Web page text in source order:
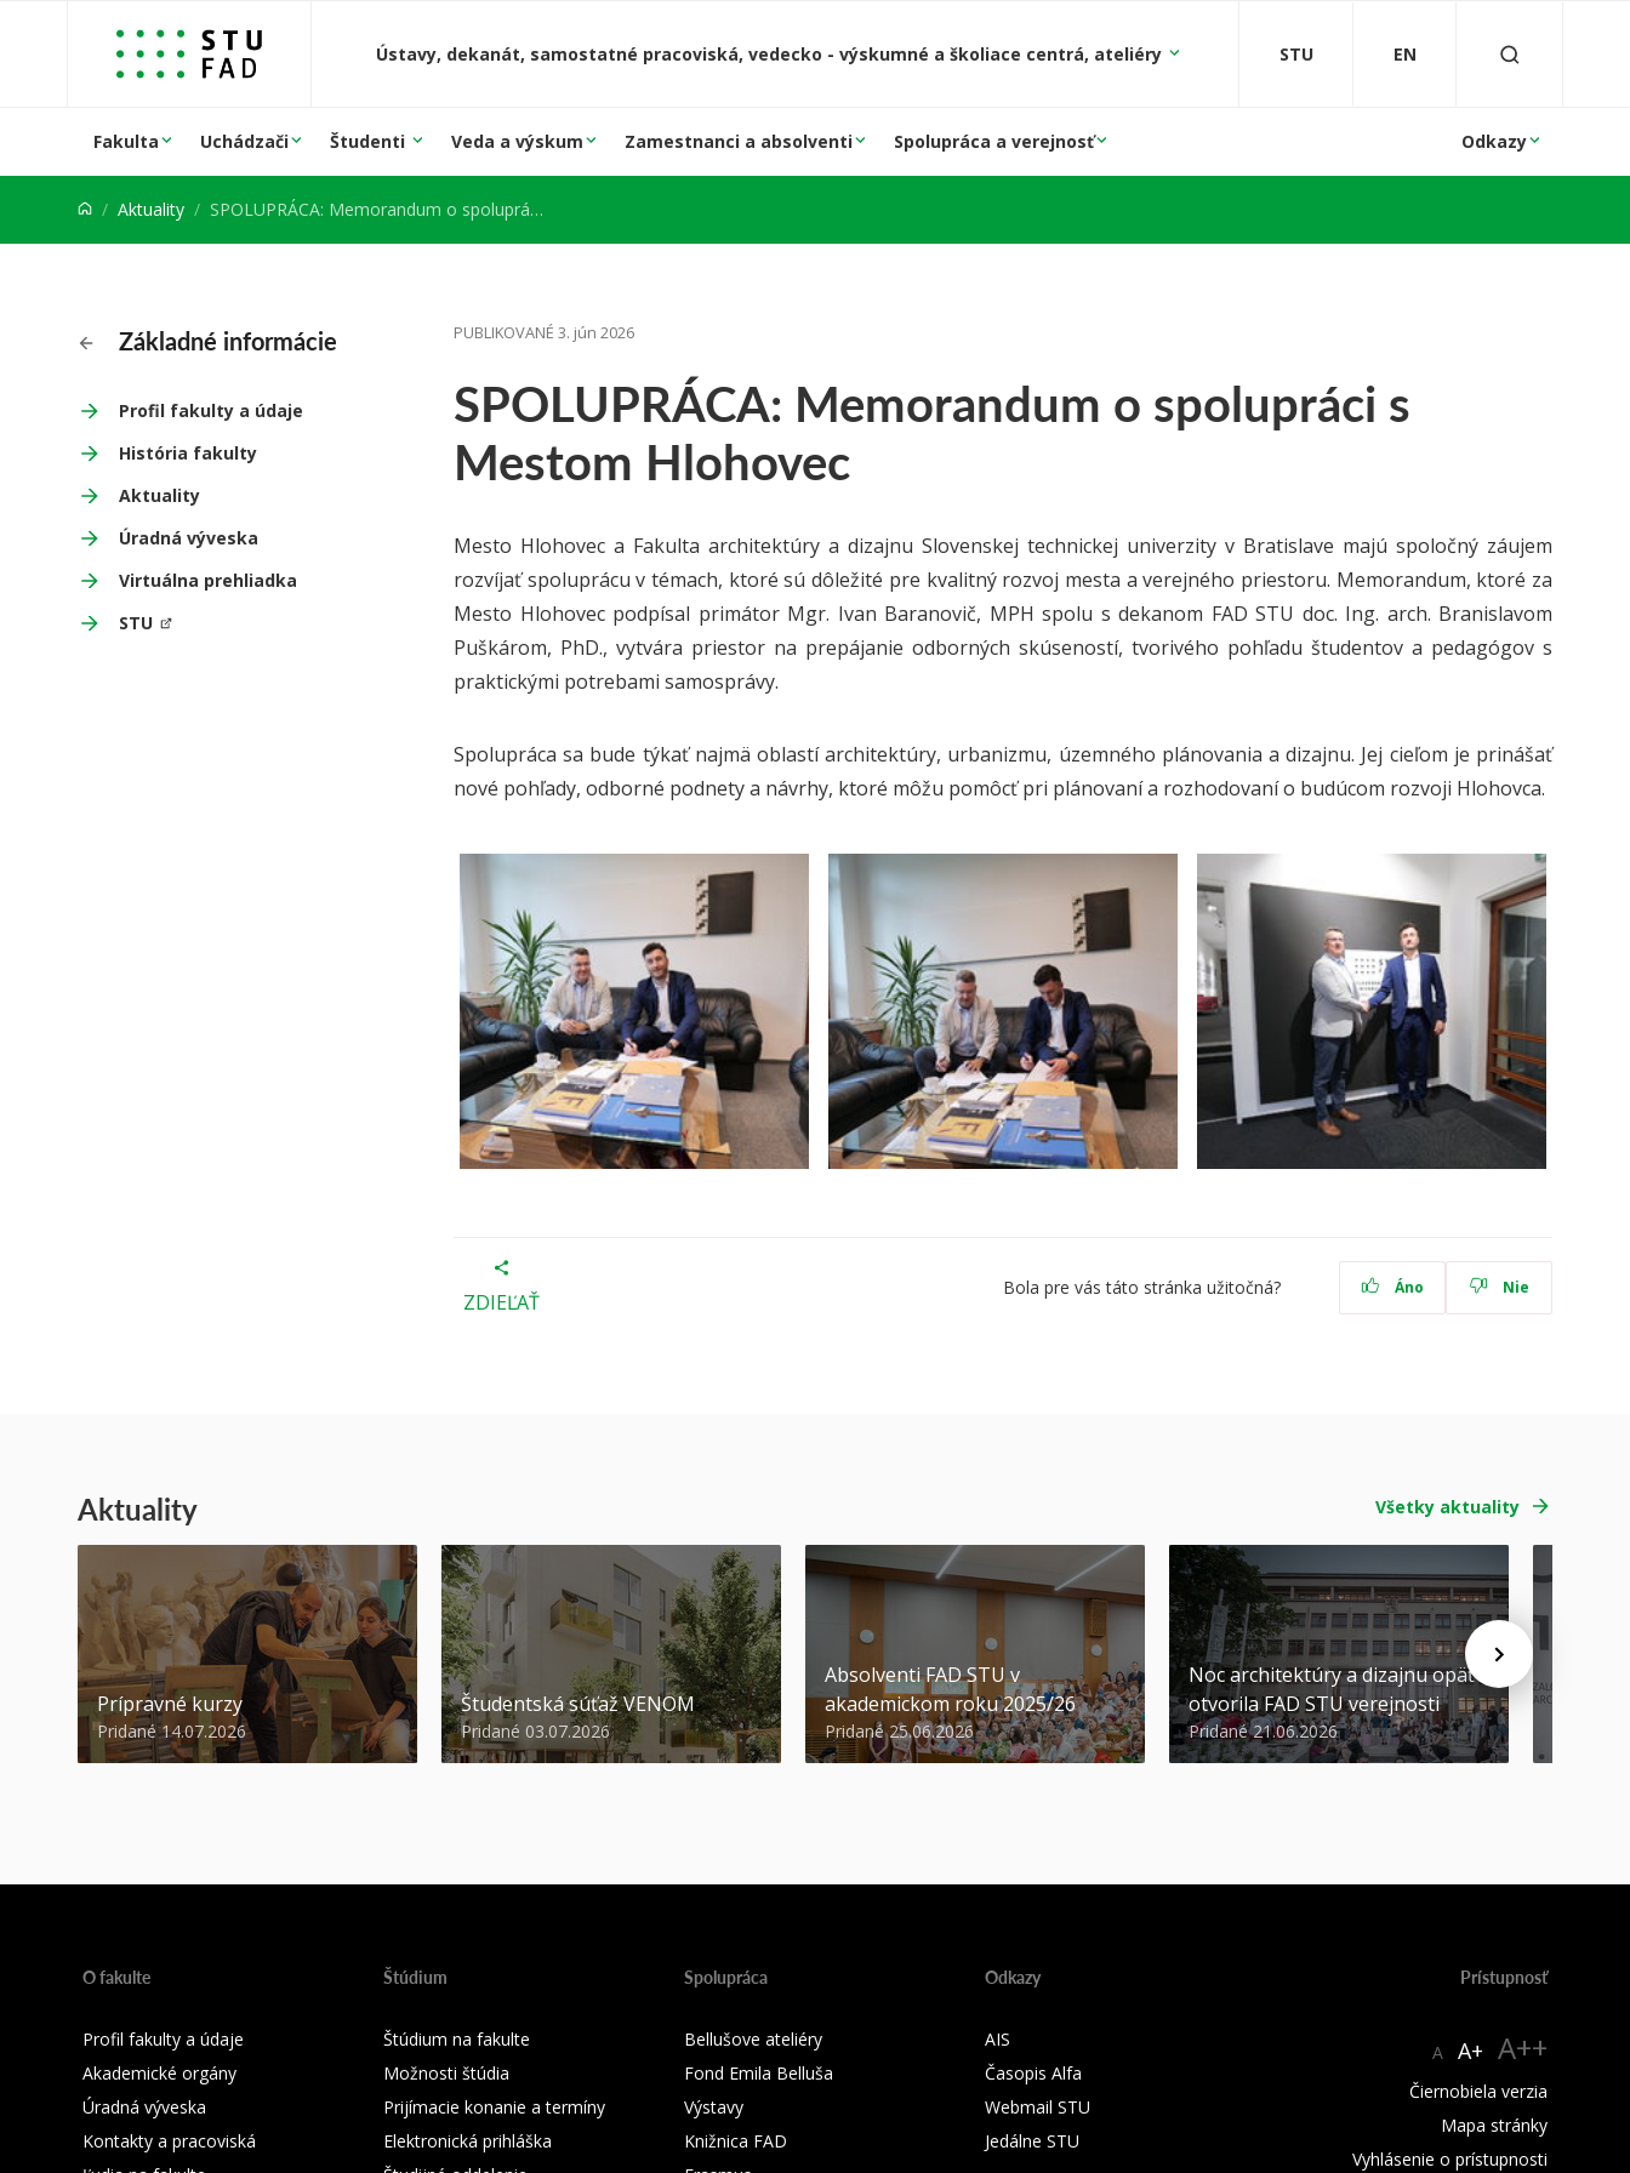
Prejsť na obsah
Ústavy, dekanát, samostatné pracoviská, vedecko - výskumné a školiace centrá, ateliéry STU EN
Fakulta Uchádzači Študenti Veda a výskum Zamestnanci a absolventi Spolupráca a verejnosť Odkazy
Aktuality SPOLUPRÁCA: Memorandum o spolupráci s Mestom Hlohovec
Základné informácie
Profil fakulty a údaje
História fakulty
Aktuality
Úradná výveska
Virtuálna prehliadka
STU
SPOLUPRÁCA: Memorandum o spolupráci s
Mestom Hlohovec
PUBLIKOVANÉ 3. jún 2026
Mesto Hlohovec a Fakulta architektúry a dizajnu Slovenskej technickej univerzity v Bratislave majú spoločný záujem
rozvíjať spoluprácu v témach, ktoré sú dôležité pre kvalitný rozvoj mesta a verejného priestoru. Memorandum, ktoré za
Mesto Hlohovec podpísal primátor Mgr. Ivan Baranovič, MPH spolu s dekanom FAD STU doc. Ing. arch. Branislavom
Puškárom, PhD., vytvára priestor na prepájanie odborných skúseností, tvorivého pohľadu študentov a pedagógov s
praktickými potrebami samosprávy.
Spolupráca sa bude týkať najmä oblastí architektúry, urbanizmu, územného plánovania a dizajnu. Jej cieľom je prinášať
nové pohľady, odborné podnety a návrhy, ktoré môžu pomôcť pri plánovaní a rozhodovaní o budúcom rozvoji Hlohovca.
ZDIEĽAŤ
Bola pre vás táto stránka užitočná? Áno Nie
Aktuality Všetky aktuality
Prípravné kurzy
Pridané 14.07.2026
Študentská súťaž VENOM
Pridané 03.07.2026
Absolventi FAD STU v
akademickom roku 2025/26
Pridané 25.06.2026
Noc architektúry a dizajnu opäť
otvorila FAD STU verejnosti
Pridané 21.06.2026
O fakulte
Profil fakulty a údaje
Akademické orgány
Úradná výveska
Kontakty a pracoviská
Štúdium
Štúdium na fakulte
Možnosti štúdia
Prijímacie konanie a termíny
Elektronická prihláška
Spolupráca
Bellušove ateliéry
Fond Emila Belluša
Výstavy
Knižnica FAD
Odkazy
AIS
Časopis Alfa
Webmail STU
Jedálne STU
Prístupnosť
A A+ A++
Čiernobiela verzia
Mapa stránky
Vyhlásenie o prístupnosti